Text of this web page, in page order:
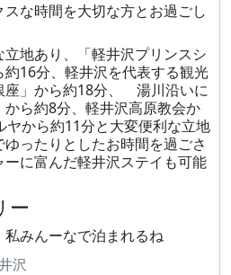
な時間を大切な方とお過ごし
地あり、「軽井沢プリンスシ
約16分、軽井沢を代表する観光
座」から約18分、 湯川沿いに
ら約8分、軽井沢高原教会か
ヤから約11分と大変便利な立地
ったりとしたお時間を過ごさ
に富んだ軽井沢ステイも可能
ー
みんーなで泊まれるね
沢